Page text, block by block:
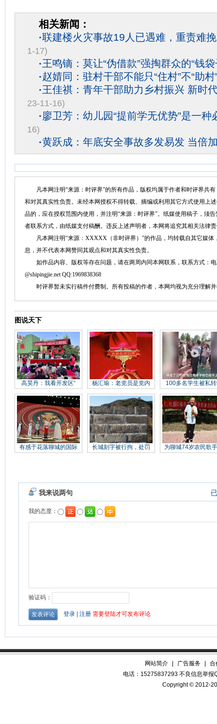
相关新闻：
·联建楼火灾事故19人已遇难，重责难
1-17)
·王鸣镝：莫让“伪借款”强掏群众的“钱袋
·赵婧同：驻村干部不能只“住村”不“助村
·王佳祺：青年干部助力乡村振兴 新时
23-11-16)
·廖卫芳：幼儿园“提前学无优势”是一种
16)
·黄跃成：年底安全事故多发易发 当倍
凡本网注明“来源：时评界”的所有作品，版权均属于作者和时评界共有
和对其真实性负责。未经本网授权不得转载、摘编或利用其它方式使用上
品的，应在授权范围内使用，并注明“来源：时评界”。纸媒使用稿子，须
者联系方式，由纸媒支付稿酬。违反上述声明者，本网将追究其相关法律
凡本网注明“来源：XXXXX（非时评界）”的作品，均转载自其它媒体
息，并不代表本网赞同其观点和对其真实性负责。
如作品内容、版权等存在问题，请在两周内同本网联系，联系方式：电
@shipingjie.net QQ:1969838368
时评界暂未实行稿件付费制。所有投稿的作者，本网均视为充分理解并
图说天下
高昊丹：我看开发区“ 杨汇瑜：老党员是党内 100多名学生被私
有感于花落聊城的国际 长城刻字被行拘，处罚 为聊城74岁农民歌
网站简介 广告服务
合
电话：15275837293 不良信息举
Copyright © 2012-